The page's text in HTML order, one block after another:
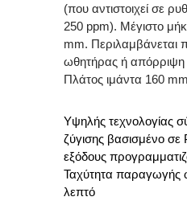
(που αντιστοιχεί σε
250 ppm). Μέγιστο
mm. Περιλαμβάνεται
ωθητήρας ή
Πλάτος ιμάντα 160
Υψηλής τεχνολογίας
ζύγισης βασισμένο σε
εξόδους
Ταχύτητα παραγωγής
λεπτό